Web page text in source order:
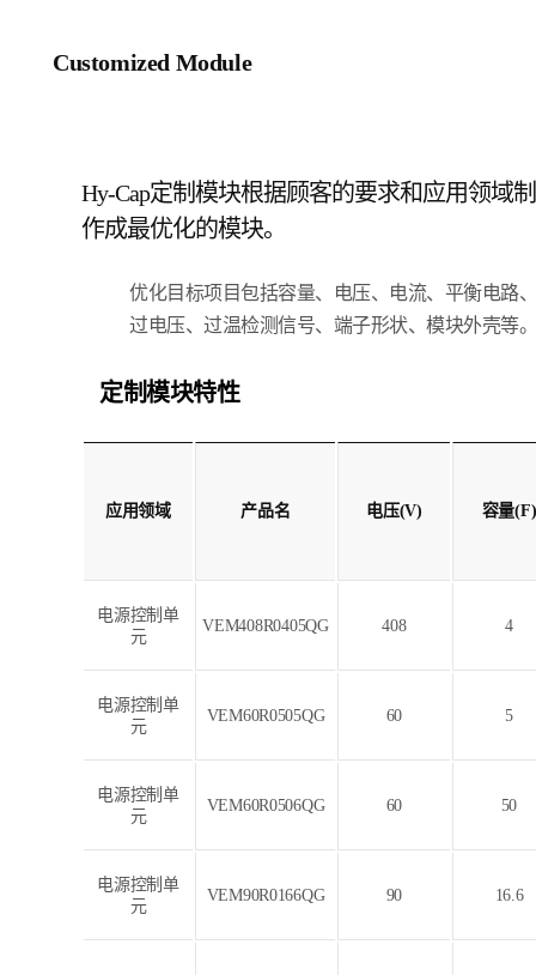
Customized Module
Hy-Cap定制模块根据顾客的要求和应用领域制
作成最优化的模块。
优化目标项目包括容量、电压、电流、平衡电路
过电压、过温检测信号、端子形状、模块外壳等
定制模块特性
应用领域 产品名 电压(V) 容量(F)
电源控制单
元
VEM408R0405QG 408 4
电源控制单
元
VEM60R0505QG 60 5
电源控制单
元
VEM60R0506QG 60 50
电源控制单
元
VEM90R0166QG 90 16.6